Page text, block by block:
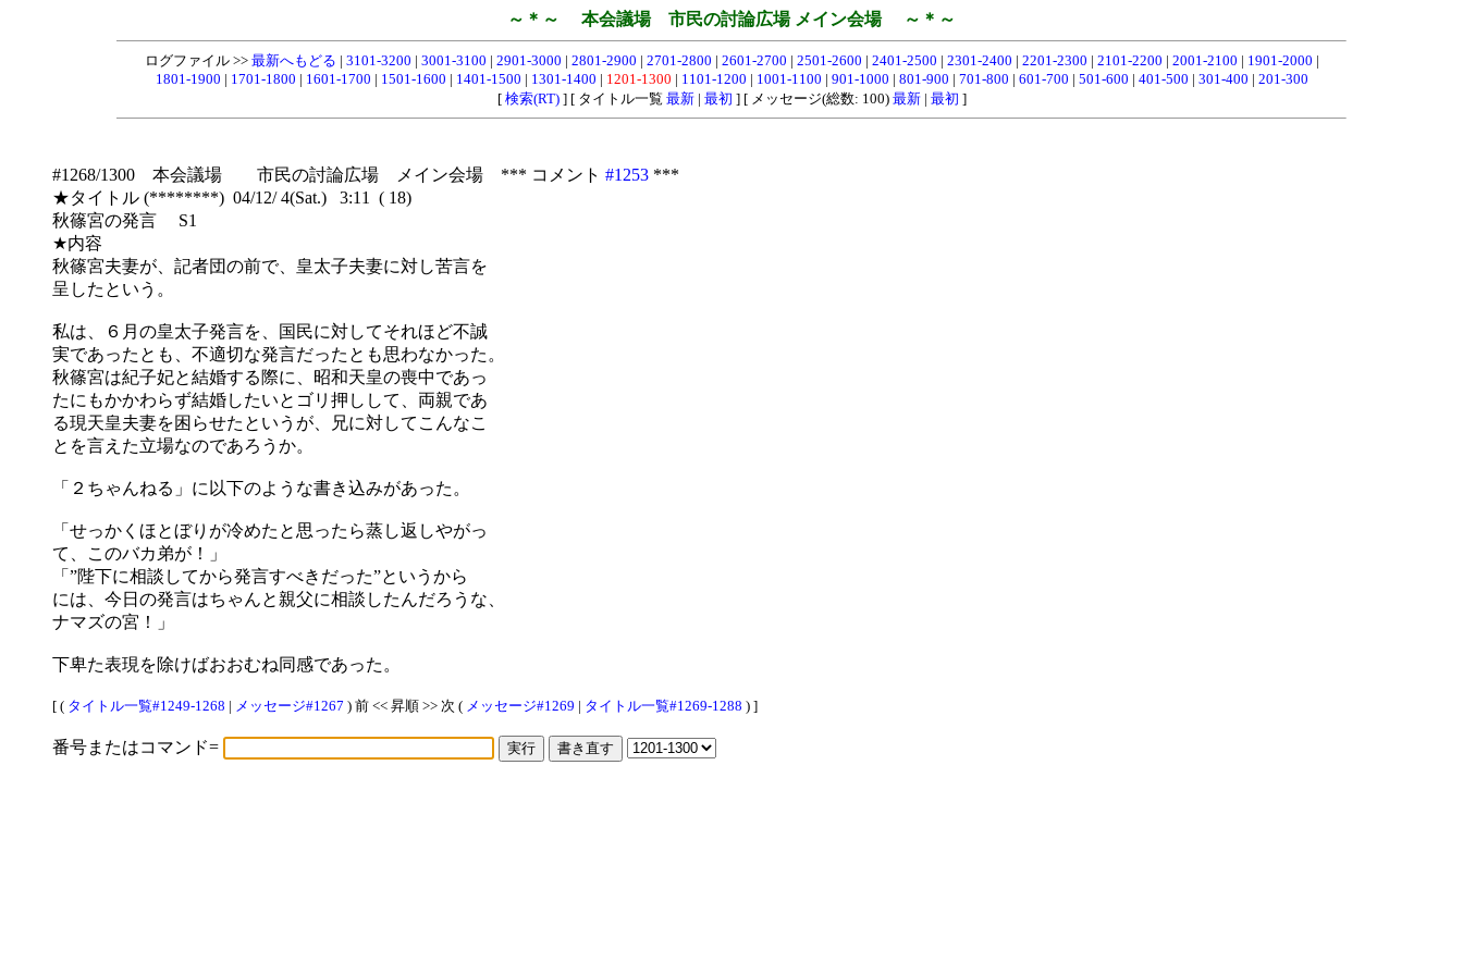
～＊～ 本会議場 市民の討論広場 メイン会場 ～＊～
ログファイル >> 最新へもどる | 3101-3200 | 3001-3100 | 2901-3000 | 2801-2900 | 2701-2800 | 2601-2700 | 2501-2600 | 2401-2500 | 2301-2400 | 2201-2300 | 2101-2200 | 2001-2100 | 1901-2000 |
1801-1900 | 1701-1800 | 1601-1700 | 1501-1600 | 1401-1500 | 1301-1400 | 1201-1300 | 1101-1200 | 1001-1100 | 901-1000 | 801-900 | 701-800 | 601-700 | 501-600 | 401-500 | 301-400 | 201-300
[ 検索(RT)] [ タイトル一覧 最新| 最初 ] [ メッセージ(総数: 100) 最新| 最初 ]
#1268/1300 本会議場 市民の討論広場 メイン会場 *** コメント #1253 ***
★タイトル (********) 04/12/ 4(Sat.) 3:11 ( 18)
秋篠宮の発言 S1
★内容
秋篠宮夫妻が、記者団の前で、皇太子夫妻に対し苦言を
呈したという。
私は、６月の皇太子発言を、国民に対してそれほど不誠
実であったとも、不適切な発言だったとも思わなかった。
秋篠宮は紀子妃と結婚する際に、昭和天皇の喪中であっ
たにもかかわらず結婚したいとゴリ押しして、両親であ
る現天皇夫妻を困らせたというが、兄に対してこんなこ
とを言えた立場なのであろうか。
「２ちゃんねる」に以下のような書き込みがあった。
「せっかくほとぼりが冷めたと思ったら蒸し返しやがっ
て、このバカ弟が！」
「”陛下に相談してから発言すべきだった”というから
には、今日の発言はちゃんと親父に相談したんだろうな、
ナマズの宮！」
下卑た表現を除けばおおむね同感であった。
[ ( タイトル一覧#1249-1268 | メッセージ#1267 ) 前 << 昇順 >> 次 ( メッセージ#1269 | タイトル一覧#1269-1288 ) ]
番号またはコマンド=